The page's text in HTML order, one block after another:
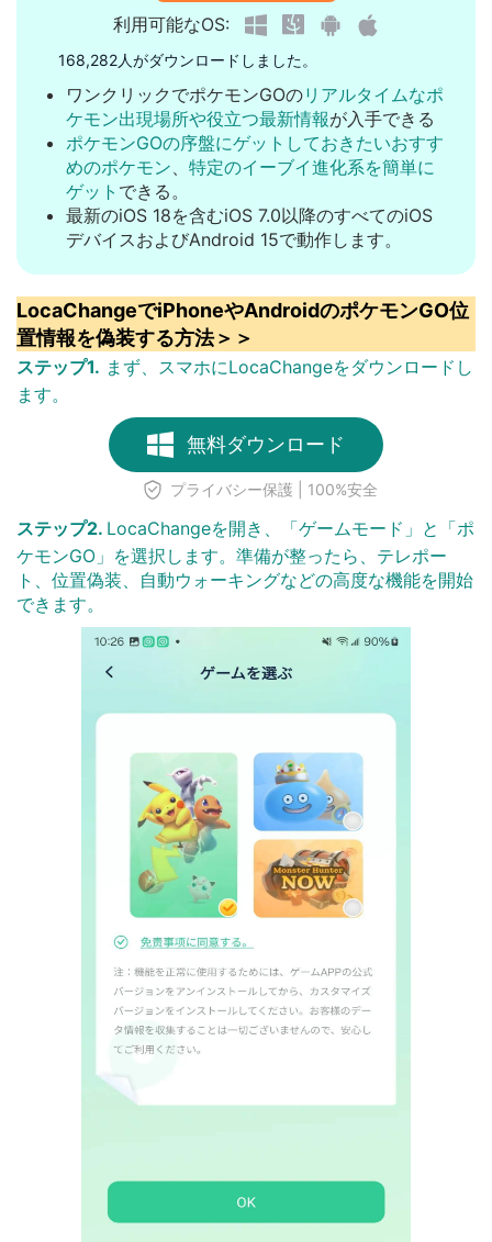
利用可能なOS:
168,282人がダウンロードしました。
ワンクリックでポケモンGOのリアルタイムなポ
ケモン出現場所や役立つ最新情報が入手できる
ポケモンGOの序盤にゲットしておきたいおすす
めのポケモン、 特定のイーブイ進化系を簡単に
ゲット できる。
最新のiOS 18を含むiOS 7.0以降のすべてのiOS
デバイスおよびAndroid 15で動作します。
LocaChangeでiPhoneやAndroidのポケモンGO位
置情報を偽装する方法＞＞
ステップ1. まず、スマホにLocaChangeをダウンロードし
ます。
無料ダウンロード
プライバシー保護 | 100%安全
ステップ2. LocaChangeを開き、「ゲームモード」と「ポ
ケモンGO」を選択します。準備が整ったら、テレポー
ト、位置偽装、自動ウォーキングなどの高度な機能を開始
できます。